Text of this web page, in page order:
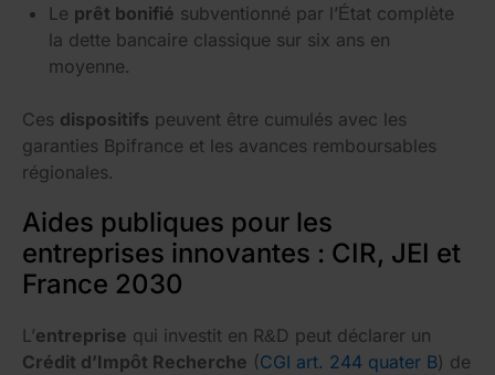
Le prêt bonifié subventionné par l’État complète
la dette bancaire classique sur six ans en
moyenne.
Ces dispositifs peuvent être cumulés avec les
garanties Bpifrance et les avances remboursables
régionales.
Aides publiques pour les
entreprises innovantes : CIR, JEI et
France 2030
L’entreprise qui investit en R&D peut déclarer un
Crédit d’Impôt Recherche (CGI art. 244 quater B) de